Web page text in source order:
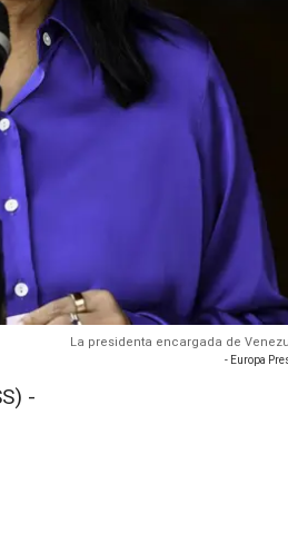
La presidenta encargada de
- Europa
-